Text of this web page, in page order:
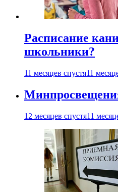
Расписание
школьники?
11 месяцев спустя11
Минпросвещения
12 месяцев спустя11